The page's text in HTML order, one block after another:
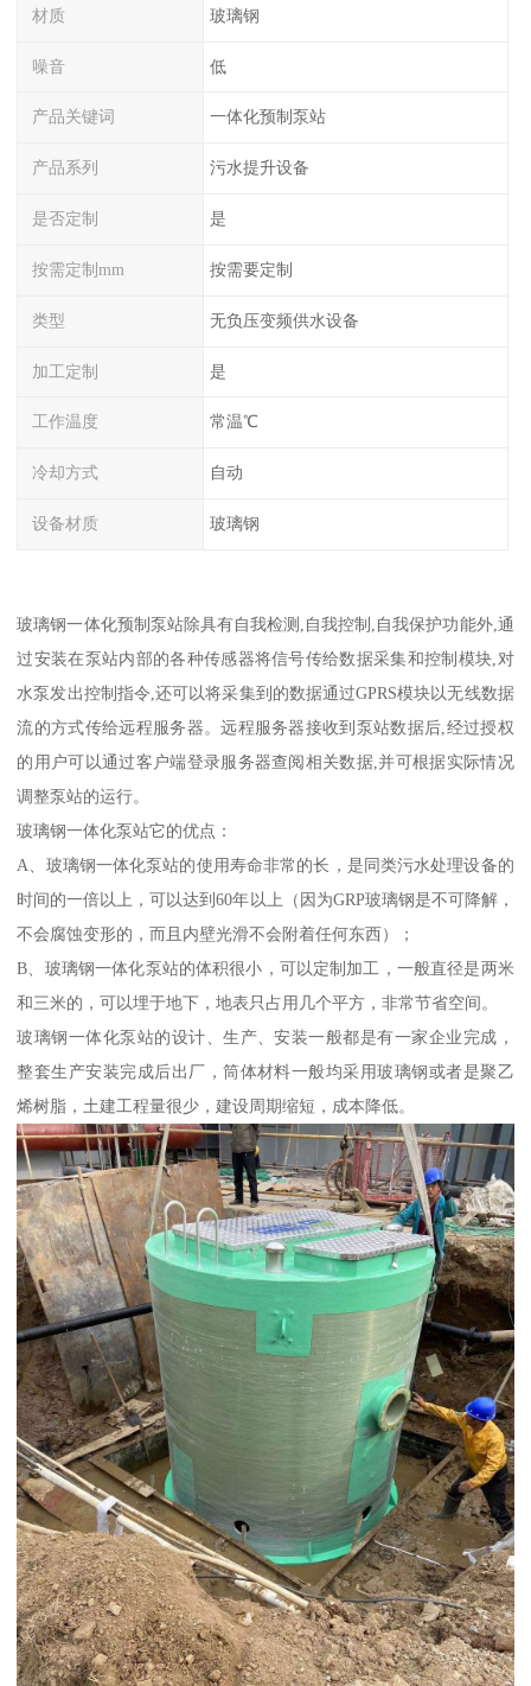
材质 玻璃钢
噪音 低
产品关键词 一体化预制泵站
产品系列 污水提升设备
是否定制 是
按需定制mm 按需要定制
类型 无负压变频供水设备
加工定制 是
工作温度 常温℃
冷却方式 自动
设备材质 玻璃钢
玻璃钢一体化预制泵站除具有自我检测,自我控制,自我保护功能外,通
过安装在泵站内部的各种传感器将信号传给数据采集和控制模块,对
水泵发出控制指令,还可以将采集到的数据通过GPRS模块以无线数据
流的方式传给远程服务器。远程服务器接收到泵站数据后,经过授权
的用户可以通过客户端登录服务器查阅相关数据,并可根据实际情况
调整泵站的运行。
玻璃钢一体化泵站它的优点：
A、玻璃钢一体化泵站的使用寿命非常的长，是同类污水处理设备的
时间的一倍以上，可以达到60年以上（因为GRP玻璃钢是不可降解，
不会腐蚀变形的，而且内壁光滑不会附着任何东西）；
B、玻璃钢一体化泵站的体积很小，可以定制加工，一般直径是两米
和三米的，可以埋于地下，地表只占用几个平方，非常节省空间。
玻璃钢一体化泵站的设计、生产、安装一般都是有一家企业完成，
整套生产安装完成后出厂，筒体材料一般均采用玻璃钢或者是聚乙
烯树脂，土建工程量很少，建设周期缩短，成本降低。